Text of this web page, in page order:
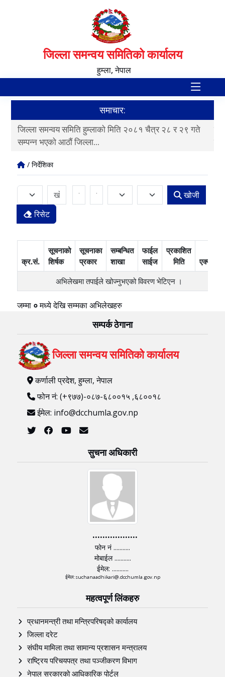
जिल्ला समन्वय समितिको कार्यालय
हुम्ला, नेपाल
समाचार:
जिल्ला समन्वय समिति हुम्लाकाे मिति २०८१ चैत्र २८ र २९ गते
सम्पन्न भएकाे आठाैं जिल्ला...
/ निर्देशिका
खोजी
रिसेट
क्र.सं.
सूचनाको
शिर्षक
सूचनाका
प्रकार
सम्बन्धित
शाखा
फाईल
साईज
प्रकाशित
मिति
एक्सन
अभिलेखमा तपाईले खोज्‍नुभएको विवरण भेटिएन ।
जम्मा ०मध्येदेखिसम्मका अभिलेखहरु
सम्पर्क ठेगाना
जिल्ला समन्वय समितिको कार्यालय
कर्णाली प्रदेश, हुम्ला, नेपाल
फोन नं: (+९७७)-०८७-६८००१५ ,६८००१८
ईमेल: info@dcchumla.gov.np
सुचना अधिकारी
..................
फोन नं ...........
मोबाईल ...........
ईमेल: ...........
ईमेल:suchanaadhikari@.dcchumla.gov.np
महत्वपूर्ण लिंकहरु
प्रधानमन्त्री तथा मन्त्रिपरिषद्को कार्यालय
जिल्ला दरेट
संघीय मामिला तथा सामान्य प्रशासन मन्त्रालय
राष्ट्रिय परिचयपत्र तथा पञ्‍जीकरण विभाग
नेपाल सरकारको आधिकारिक पोर्टल